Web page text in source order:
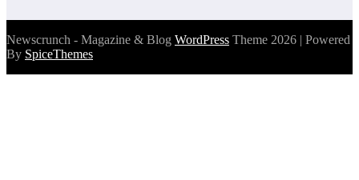
Newscrunch - Magazine & Blog WordPress Theme 2026 | Powered
By SpiceThemes